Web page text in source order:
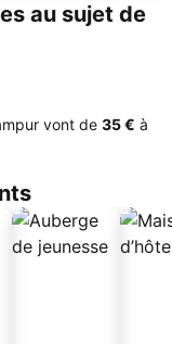
au sujet de
vont de ‎35 € à